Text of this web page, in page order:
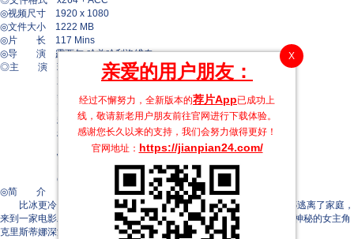
X
亲爱的用户朋友：
经过不懈努力，全新版本的荐片App已成功上
线，敬请新老用户朋友前往官网进行下载体验。
感谢您长久以来的支持，我们会努力做得更好！
官网地址： https://jianpian24.com/
◎视频尺寸 1920 x 1080
◎文件大小 1222 MB
◎片 长 117 Mins
◎导 演 露西尔·哈兹哈利洛维奇
◎主 演 玛丽昂·歌迪亚
加斯帕·诺
奥古斯特·迪赫
克拉拉·帕西尼
利拉-萝丝·吉尔贝蒂
杜尼亚·西乔夫
Marine Gesbert
Wilhelm Bonnelle
Raphael Reboul
Carmen Haidacher
◎简 介
比冰更冷，她的吻仿佛能穿透灵魂……那是1970年代。年轻的让娜逃离了家庭，
来到一家电影工作室寻求庇护，在那里，她被《冰雪女王》这部电影中神秘的女主角
克里斯蒂娜深深吸引，陷入了克里斯蒂娜那令人着迷的魅力之中。